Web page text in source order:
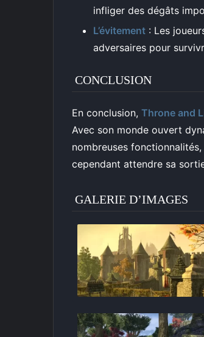
infliger des dégâts
L’évitement : Les
adversaires pour
CONCLUSION
En conclusion, Throne and
Avec son monde ouvert
nombreuses
cependant attendre sa
GALERIE D’IMAGES